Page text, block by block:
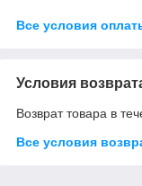
Все условия
Условия
Возврат товара в
Все условия